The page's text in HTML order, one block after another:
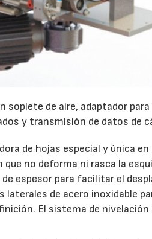
soplete de aire, adaptador
y transmisión de datos de
de hojas especial y única
no deforma ni rasca la
espesor para facilitar el
de acero inoxidable
El sistema de